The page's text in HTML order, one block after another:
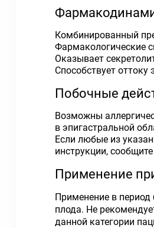
Комбинированный
Фармакологические
Оказывает
Способствует
Побочные
Возможны
в эпигастральной
Если любые из
инструкции,
Применение
Применение в
плода. Не
данной категории